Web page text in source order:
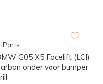
G05 X5 Facelift (LCI)
onder voor bumper